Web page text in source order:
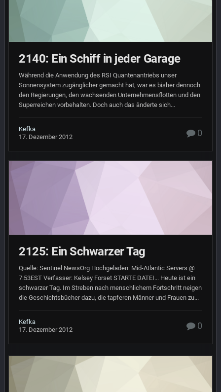
2140: Ein Schiff in jeder Garage
Während die Anwendung des RSI Quantenantriebs unser
Sonnensystem zugänglicher gemacht hat, war es bisher dennoch
den Regierungen, den wachsenden Unternehmensflotten und den
Superreichen vorbehalten. Doch auch das änderte sich...
Kefka
17. Dezember 2012
0
2125: Ein Schwarzer Tag
Quelle: Sentinel NewsOrg Hochgeladen: Mid-Atlantic Servers @
7:53EST Verfasser: Kelsey Forset STARTE DATEI... Heute ist ein
schwarzer Tag. Im Streben nach menschlichem Fortschritt neigen
die Geschichtsbücher dazu, die tapferen Männer und Frauen zu...
Kefka
17. Dezember 2012
0